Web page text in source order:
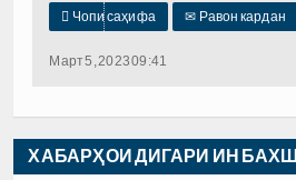
 Чопи саҳифа ✉ Равон кардан
Март 5, 2023 09:41
ХАБАРҲОИ ДИГАРИ ИН БАХШ